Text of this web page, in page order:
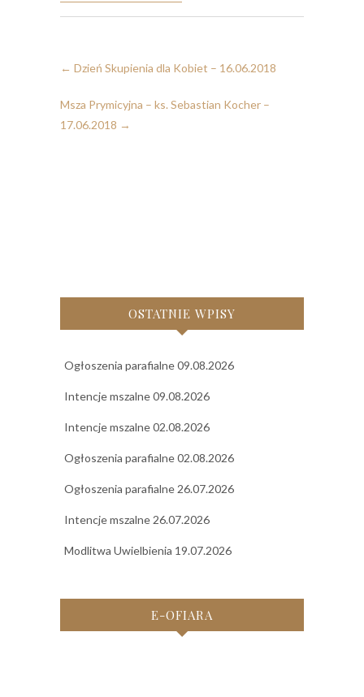
← Dzień Skupienia dla Kobiet – 16.06.2018
Msza Prymicyjna – ks. Sebastian Kocher –
17.06.2018 →
OSTATNIE WPISY
Ogłoszenia parafialne 09.08.2026
Intencje mszalne 09.08.2026
Intencje mszalne 02.08.2026
Ogłoszenia parafialne 02.08.2026
Ogłoszenia parafialne 26.07.2026
Intencje mszalne 26.07.2026
Modlitwa Uwielbienia 19.07.2026
E-OFIARA